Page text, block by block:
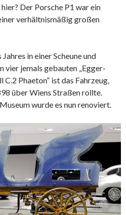
Der Porsche P1 war ein
verhältnismäßig großen
in einer Scheune und
vier jemals gebauten „Egger-
Phaeton“ ist das Fahrzeug,
über Wiens Straßen rollte.
wurde es nun renoviert.